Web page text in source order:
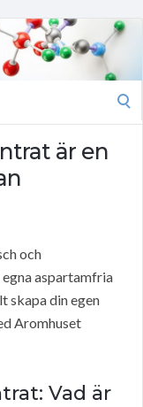
är en
och
aspartamfria
skapa din egen
Aromhuset
Vad är